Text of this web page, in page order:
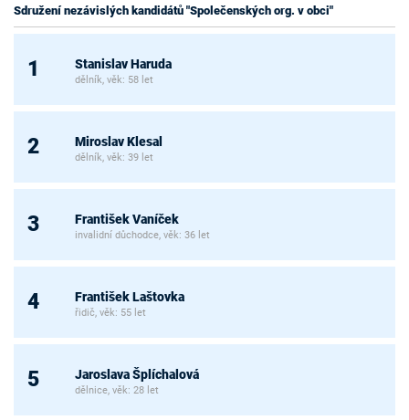
Sdružení nezávislých kandidátů "Společenských org. v obci"
1 Stanislav Haruda
dělník, věk: 58 let
2 Miroslav Klesal
dělník, věk: 39 let
3 František Vaníček
invalidní důchodce, věk: 36 let
4 František Laštovka
řidič, věk: 55 let
5 Jaroslava Šplíchalová
dělnice, věk: 28 let